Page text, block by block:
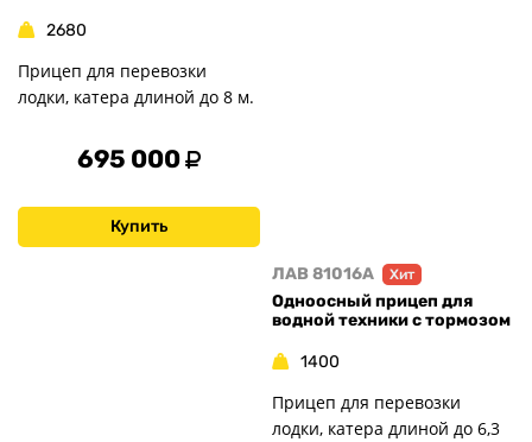
2680
Прицеп для перевозки
лодки, катера длиной до 8 м.
695 000
Купить
ЛАВ 81016A Хит
Одноосный прицеп для
водной техники с тормозом
1400
Прицеп для перевозки
лодки, катера длиной до 6,3